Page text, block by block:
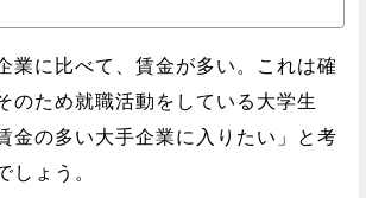
業に比べて、賃金が多い。これは確
のため就職活動をしている大学生
金の多い大手企業に入りたい」と考
しょう。